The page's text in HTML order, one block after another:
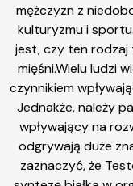
mężczyzn z
kulturyzmu i
jest, czy ten
mięśni.Wielu ludzi
czynnikiem
Jednakże, należy
wpływający na
odgrywają duże
zaznaczyć, że